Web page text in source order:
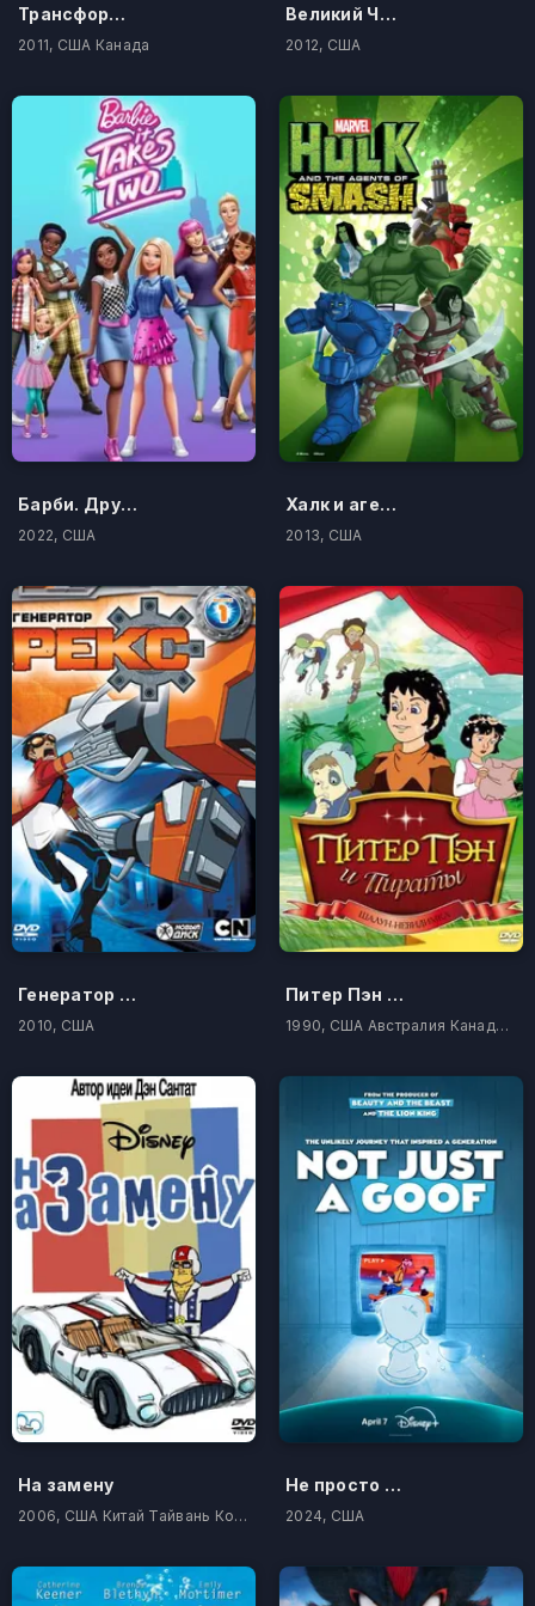
Трансформеры: Боты-спасатели
2011, США Канада
Великий Человек-паук
2012, США
Барби. Друзья навсегда
2022, США
Халк и агенты СМЭШ
2013, США
Генератор Рекс
2010, США
Питер Пэн и пираты
1990, США Австралия Канада Япония Тайвань Новая Зеландия Корея Южная Филиппины
На замену
2006, США Китай Тайвань Корея Южная Филиппины
Не просто балбес
2024, США